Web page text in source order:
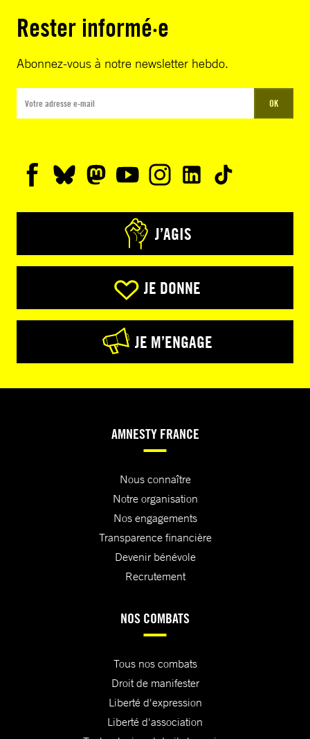
Rester informé·e
Abonnez-vous à notre newsletter hebdo.
OK
J’AGIS
JE DONNE
JE M’ENGAGE
AMNESTY FRANCE
Nous connaître
Notre organisation
Nos engagements
Transparence financière
Devenir bénévole
Recrutement
NOS COMBATS
Tous nos combats
Droit de manifester
Liberté d'expression
Liberté d'association